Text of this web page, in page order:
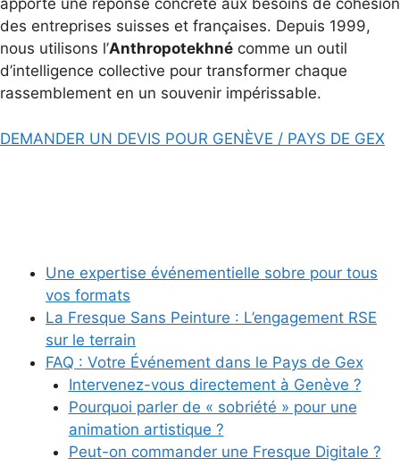
apporte une réponse concrète aux besoins de cohésion
des entreprises suisses et françaises. Depuis 1999,
nous utilisons l’Anthropotekhné comme un outil
d’intelligence collective pour transformer chaque
rassemblement en un souvenir impérissable.
DEMANDER UN DEVIS POUR GENÈVE / PAYS DE GEX
Une expertise événementielle sobre pour tous
vos formats
La Fresque Sans Peinture : L’engagement RSE
sur le terrain
FAQ : Votre Événement dans le Pays de Gex
Intervenez-vous directement à Genève ?
Pourquoi parler de « sobriété » pour une
animation artistique ?
Peut-on commander une Fresque Digitale ?